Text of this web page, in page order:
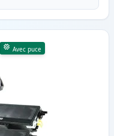
Avec puce